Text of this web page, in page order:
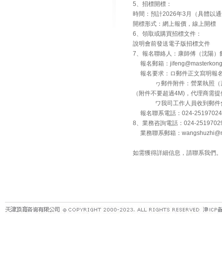
5、招標開標：
時間：預計2026年3月（具體以
開標形式：網上報價，線上開標
6、領取或購買招標文件：
說明會前發送電子版招標文件
7、報名聯絡人：康師傅（沈陽）
報名郵箱：
報名要求：ロ郵件正文寫明報
ヮ郵件附件：營業執照（蓋公
（附件不要超過4M)，代理商需
ワ我司工作人員收到郵件會
報名聯系電話：024-25197024
8、業務咨詢電話：024-
業務聯系郵箱：
如需獲得詳細信息，請聯系我們。